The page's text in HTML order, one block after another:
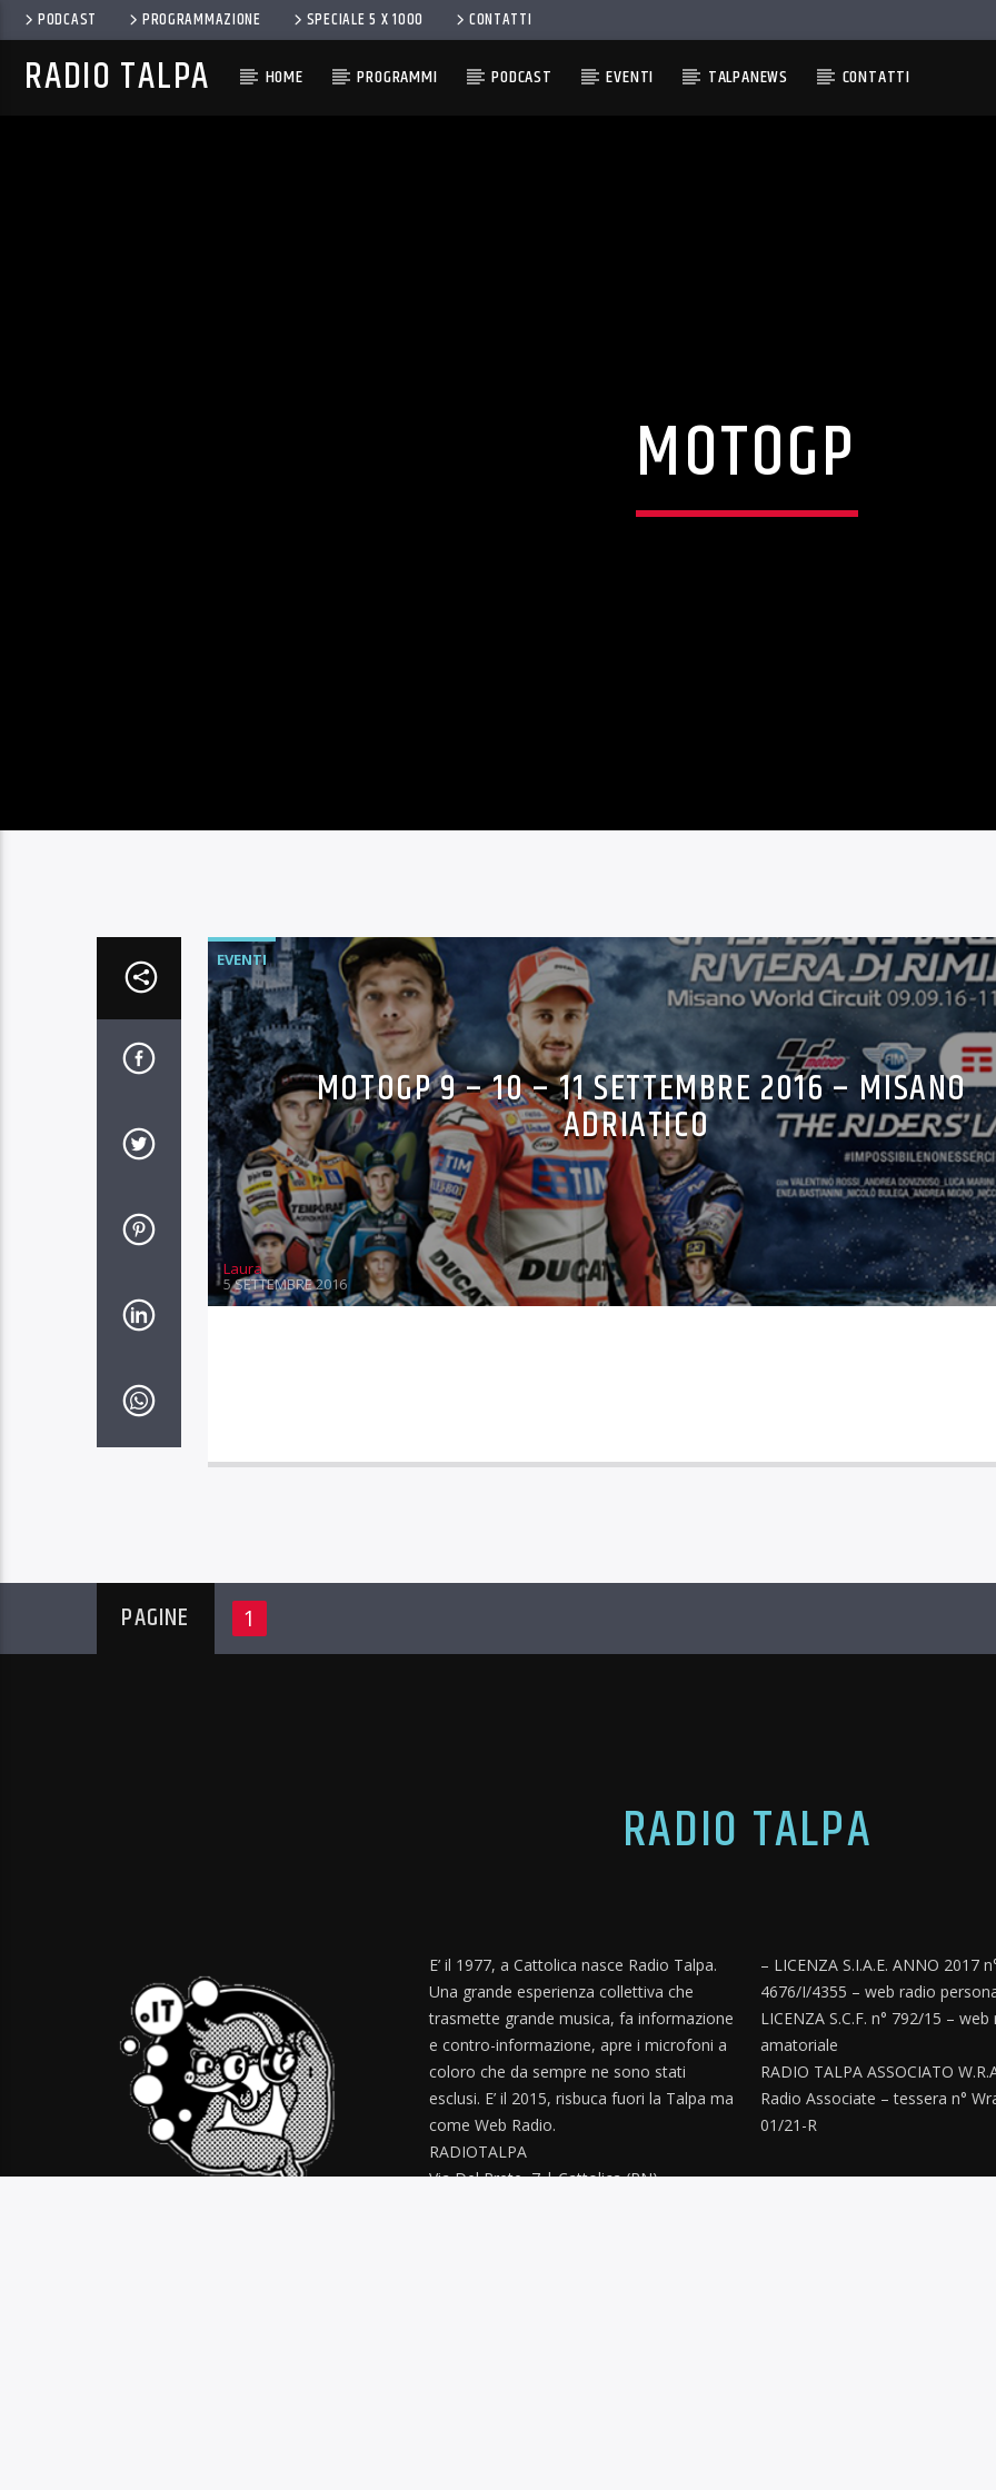
PODCAST PROGRAMMAZIONE SPECIALE 5 X 1000 CONTATTI
RADIO TALPA HOME PROGRAMMI PODCAST EVENTI TALPANEWS CONTATTI
MOTOGP
EVENTI
MOTOGP 9 – 10 – 11 SETTEMBRE 2016 – MISANO
ADRIATICO
Laura
5 SETTEMBRE 2016
PAGINE 1
RADIO TALPA
E’ il 1977, a Cattolica nasce Radio Talpa.
Una grande esperienza collettiva che
trasmette grande musica, fa informazione
e contro-informazione, apre i microfoni a
coloro che da sempre ne sono stati
esclusi. E’ il 2015, risbuca fuori la Talpa ma
come Web Radio.
RADIOTALPA
Via Del Prete, 7 | Cattolica (RN)
– LICENZA S.I.A.E. ANNO 2017
4676/I/4355 – web radio
LICENZA S.C.F. n° 792/15 –
amatoriale
RADIO TALPA ASSOCIATO
Radio Associate – tessera n°
01/21-R